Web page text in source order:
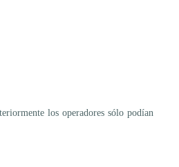
los operadores sólo podían